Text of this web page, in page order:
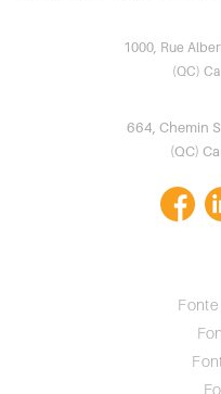
1000, Rue
(QC)
664, Chemin
(QC)